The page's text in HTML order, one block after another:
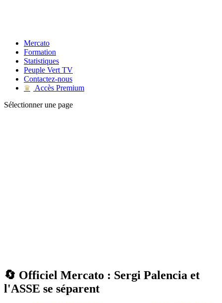
Mercato
Formation
Statistiques
Peuple Vert TV
Contactez-nous
♛
Accès Premium
Sélectionner une page
🔄 Officiel Mercato : Sergi Palencia et
l'ASSE se séparent